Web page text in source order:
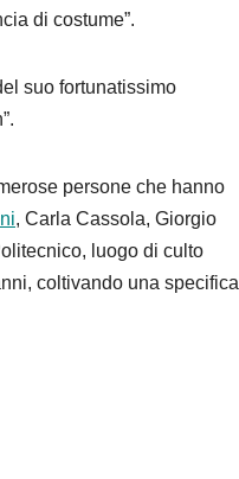
di costume”.
suo fortunatissimo
persone che hanno
, Carla Cassola, Giorgio
luogo di culto
coltivando una specifica